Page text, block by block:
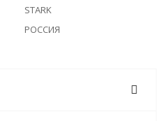
STARK
РОССИЯ